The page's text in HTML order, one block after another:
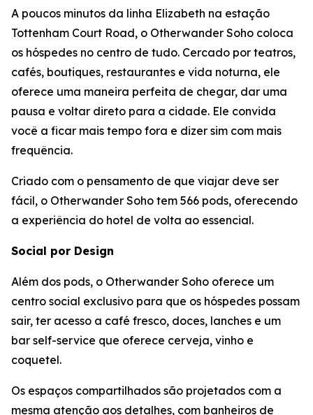
A poucos minutos da linha Elizabeth na estação
Tottenham Court Road, o Otherwander Soho coloca
os hóspedes no centro de tudo. Cercado por teatros,
cafés, boutiques, restaurantes e vida noturna, ele
oferece uma maneira perfeita de chegar, dar uma
pausa e voltar direto para a cidade. Ele convida
você a ficar mais tempo fora e dizer sim com mais
frequência.
Criado com o pensamento de que viajar deve ser
fácil, o Otherwander Soho tem 566 pods, oferecendo
a experiência do hotel de volta ao essencial.
Social por Design
Além dos pods, o Otherwander Soho oferece um
centro social exclusivo para que os hóspedes possam
sair, ter acesso a café fresco, doces, lanches e um
bar self-service que oferece cerveja, vinho e
coquetel.
Os espaços compartilhados são projetados com a
mesma atenção aos detalhes, com banheiros de